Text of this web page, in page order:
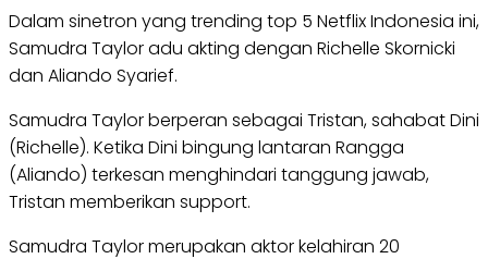
Dalam sinetron yang trending top 5 Netflix Indonesia ini,
Samudra Taylor adu akting dengan Richelle Skornicki
dan Aliando Syarief.
Samudra Taylor berperan sebagai Tristan, sahabat Dini
(Richelle). Ketika Dini bingung lantaran Rangga
(Aliando) terkesan menghindari tanggung jawab,
Tristan memberikan support.
Samudra Taylor merupakan aktor kelahiran 20